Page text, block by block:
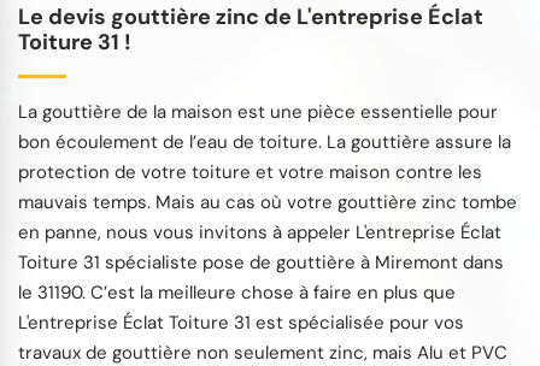
Le devis gouttière zinc de L'entreprise Éclat
Toiture 31 !
La gouttière de la maison est une pièce essentielle pour
bon écoulement de l’eau de toiture. La gouttière assure la
protection de votre toiture et votre maison contre les
mauvais temps. Mais au cas où votre gouttière zinc tombe
en panne, nous vous invitons à appeler L'entreprise Éclat
Toiture 31 spécialiste pose de gouttière à Miremont dans
le 31190. C’est la meilleure chose à faire en plus que
L'entreprise Éclat Toiture 31 est spécialisée pour vos
travaux de gouttière non seulement zinc, mais Alu et PVC